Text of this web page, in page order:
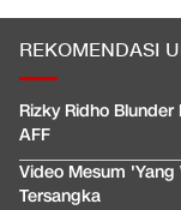
REKOMENDASI
Rizky Ridho
AFF
Video Mesum
Tersangka